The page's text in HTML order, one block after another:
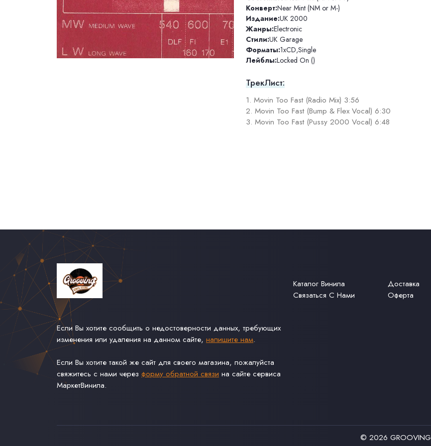
Конверт:Near Mint (NM or M-)
Издание:UK 2000
Жанры:Electronic
Стили:UK Garage
Форматы:1xCD,Single
Лейблы:Locked On ()
ТрекЛист:
1. Movin Too Fast (Radio Mix) 3:56
2. Movin Too Fast (Bump & Flex Vocal) 6:30
3. Movin Too Fast (Pussy 2000 Vocal) 6:48
Если Вы хотите сообщить о недостоверности данных, требующих
изменения или удаления на данном сайте, напишите нам.
Если Вы хотите такой же сайт для своего магазина, пожалуйста
свяжитесь с нами через форму обратной связи на сайте сервиса
МаркетВинила.
Каталог Винила
Связаться С Нами
Доставка
Оферта
© 2026 GROOVING